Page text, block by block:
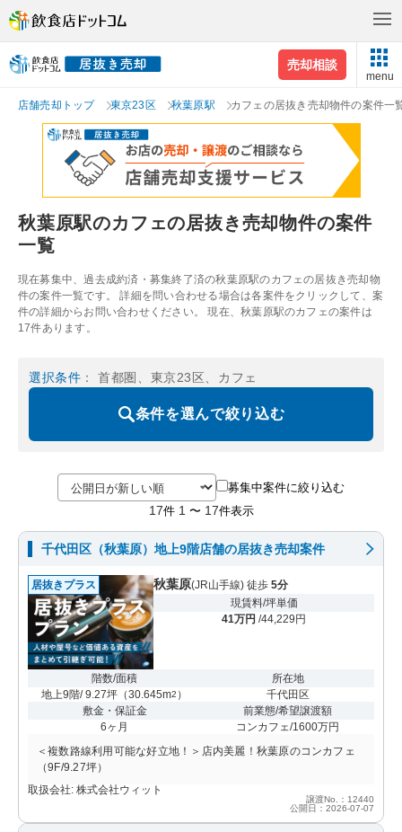
売却相談
menu
店舗売却トップ 東京23区 秋葉原駅 カフェの居抜き売却物件の案件一
秋葉原駅のカフェの居抜き売却物件の案件
一覧
現在募集中、過去成約済・募集終了済の秋葉原駅のカフェの居抜き売却物
件の案件一覧です。 詳細を問い合わせる場合は各案件をクリックして、案
件の詳細からお問い合わせください。 現在、秋葉原駅のカフェの案件は
17件あります。
選択条件 ： 首都圏、東京23区、カフェ
条件を選んで絞り込む
募集中案件に絞り込む
17件 1 〜 17件表示
千代田区（秋葉原）地上9階店舗の居抜き売却案件
居抜きプラス 秋葉原(JR山手線) 徒歩 5分
現賃料/坪単価
41万円 /44,229円
階数/面積
地上9階/ 9.27坪 （30.645m2 ）
所在地
千代田区
敷金・保証金
6ヶ月
前業態/希望譲渡額
コンカフェ/1600万円
＜複数路線利用可能な好立地！＞店内美麗！秋葉原のコンカフェ
（9F/9.27坪）
取扱会社: 株式会社ウィット
譲渡No.：12440
公開日：2026-07-07